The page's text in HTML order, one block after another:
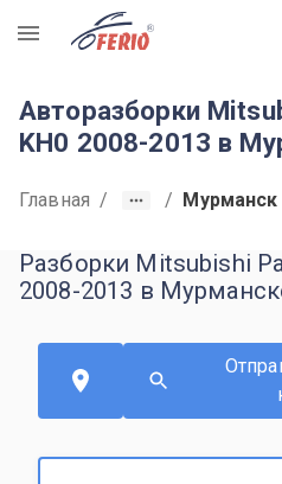
R
Авторазборки
KH0 2008-2013 в
Главная / / Мурманск
Разборки Mitsubishi
2008-2013 в